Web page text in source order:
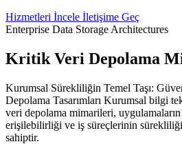
Hizmetleri İncele İletişime Geç
Enterprise Data Storage Architectures
Kritik Veri Depolama
Kurumsal Sürekliliğin Temel Taşı:
Depolama Tasarımları Kurumsal bilgi
veri depolama mimarileri,
erişilebilirliği ve iş süreçlerinin
sahiptir.